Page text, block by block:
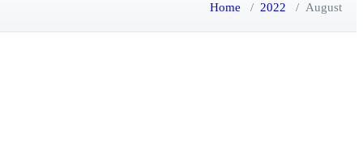
Home / 2022 / August